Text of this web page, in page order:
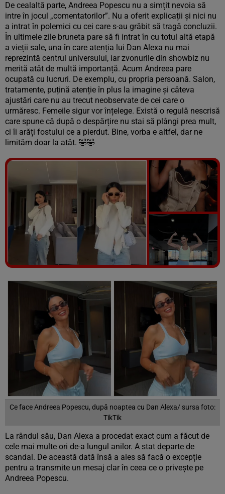
De cealaltă parte, Andreea Popescu nu a simțit nevoia să
intre în jocul „comentatorilor”. Nu a oferit explicații și nici nu
a intrat în polemici cu cei care s-au grăbit să tragă concluzii.
În ultimele zile bruneta pare să fi intrat în cu totul altă etapă
a vieții sale, una în care atenția lui Dan Alexa nu mai
reprezintă centrul universului, iar zvonurile din showbiz nu
merită atât de multă importanță. Acum Andreea pare
ocupată cu lucruri. De exemplu, cu propria persoană. Salon,
tratamente, puțină atenție în plus la imagine și câteva
ajustări care nu au trecut neobservate de cei care o
urmăresc. Femeile sigur vor înțelege. Există o regulă nescrisă
care spune că după o despărțire nu stai să plângi prea mult,
ci îi arăți fostului ce a pierdut. Bine, vorba e altfel, dar ne
limităm doar la atât. 🤣🤣
Vezi galeria foto
6 poze
Ce face Andreea Popescu, după noaptea cu Dan Alexa/ sursa foto:
TikTik
La rândul său, Dan Alexa a procedat exact cum a făcut de
cele mai multe ori de-a lungul anilor. A stat departe de
scandal. De această dată însă a ales să facă o excepție
pentru a transmite un mesaj clar în ceea ce o privește pe
Andreea Popescu.